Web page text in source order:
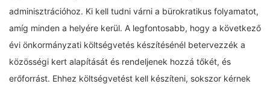
adminisztrációhoz. Ki kell tudni várni a bürokratikus folyamatot,
amíg minden a helyére kerül. A legfontosabb, hogy a következő
évi önkormányzati költségvetés készítésénél betervezzék a
közösségi kert alapítását és rendeljenek hozzá tőkét, és
erőforrást. Ehhez költségvetést kell készíteni, sokszor kérnek